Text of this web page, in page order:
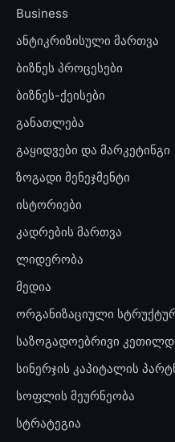
Business
ანტიკრიზისული მართვა
ბიზნეს პროცესები
ბიზნეს-ქეისები
განათლება
გაყიდვები და მარკეტინგი
ზოგადი მენეჯმენტი
ისტორიები
კადრების მართვა
ლიდერობა
მედია
ორგანიზაციული
საზოგადოებრივი
სინერჯის კაპიტალის
სოფლის მეურნეობა
სტრატეგია